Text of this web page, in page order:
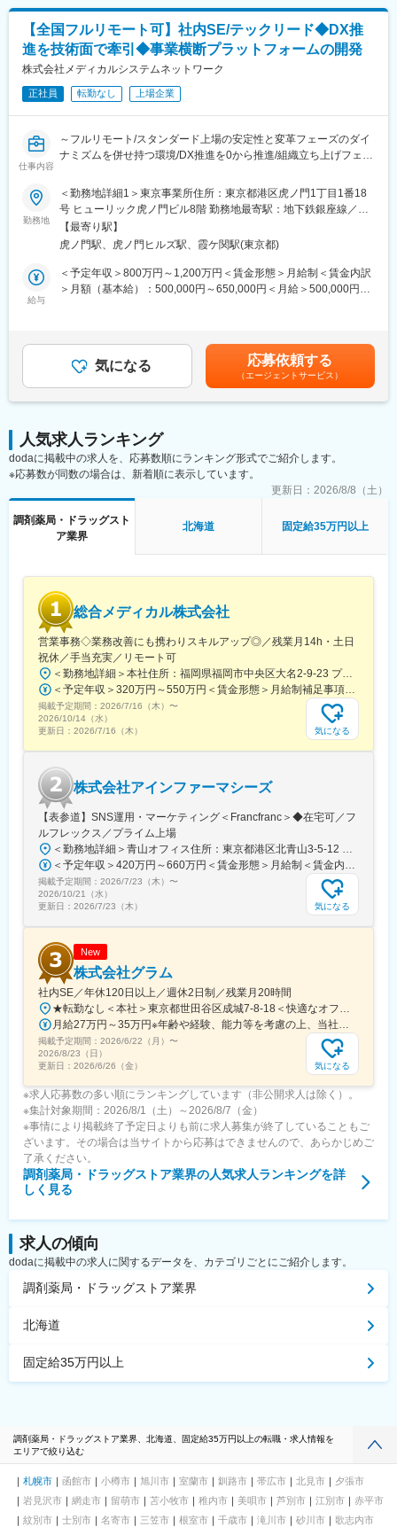
変更の範囲：会社の定める業務
提案、コスト見積もり、要件定義～運用まで経験やスキルに応じ
て業務をお任せしていきます。
さらなるマネジメント業務や、PMのスペシャリストとして業務を
極めて頂くことも可能です。
■組織構成：
システム本部は59名で構成されており、年齢も20代～50代まで幅
■キャリアパス：
アップや、スペシャリストとして業務を極めていっていただくこ
とも可能です。
■魅力：
担する等、エンジニアの就業環境をサポートする体制が整ってい
ます。
業・給食事業・訪問介護事業等、地域の「医・食・住」のインフ
ラとして
地域住民の健康を支えるトータルサービス事業を展開していま
す。地域に根差した医療サービスの提供を目指し、医薬連携によ
医療・サービスの提供を行っております。
調剤薬局事業では全国472店舗を展開、医薬品ネットワーク加盟
件数は47都道府県で約11,678件（2025年11月末）を全国各地で
事業を展開しています。
■就業環境：
残業は月平均15時間程度なので、ワークライフバランスを重視す
も実現可能です。
産休・育休取得後の復帰率も約98％など、高い定着率が特徴で、
長期的な就業が可能です。
変更の範囲：会社の定める業務
【全国フルリモート可】社内SE/テックリード◆DX推
進を技術面で牽引◆事業横断プラットフォームの開発
株式会社メディカルシステムネットワーク
正社員 転勤なし 上場企業
仕事内容
～フルリモート/スタンダード上場の安定性と変革フェーズのダイ
ナミズムを併せ持つ環境/DX推進を0から推進/組織立ち上げフェー
■概要
メディカルシステムネットワークでは、顧客データ・顧客接点・
データ活用を統合する「共通基盤システム」を構築するため、開
発チームを新規に立ち上げました。
グループ内には多様な事業（薬局、物流、医薬品製造販売、薬局
DX）が存在していますが、それぞれの顧客データや接点が最適化
しきれていない課題があります。これらを統合し、ポータルサイ
この巨大構想を、AWSを中心としたモダンなアーキテクチャで形
にし、技術選定から実装を泥臭く、かつ戦略的に主導いただける
テックリードを募集します。ゆくゆくは開発リーダー・開発部長
・AWSベースの新規システム、データ連携基盤の設計・構築
・Salesforceを軸とした顧客データ管理の設計・意思決定
・マイクロサービス/モジュラーモノリスなどのアーキテクチャ選
・ベンダーコントロール、開発プロセス（CI/CD, IaC）の改善
・バックエンド/フロントエンドの実装（自ら手を動かす実装含
Backend: Python
Frontend: React (SPA)
Infrastructure: AWS
Tools: Salesforce
Data：DWH/BI（Radshift/Quicksight)
■所属組織
2025年7月に発足したDX推進部には3名が在籍。（部長1名、PM2
名/40代）PMと横並びの立場で開発リードいただきたいと考えて
ェーズでのDX推進や組織立ち上げに興味をお持ちの方をお待ちし
ています。
■働きやすい環境
フルリモート可能。関東近郊・札幌市内にお住まいの場合、対面
コミュニケーションが必要な場合や参画初期で出社頂く可能性が
あります。子育てと両立して活躍している社員もおり、柔軟な働
き方が可能です。
勤務地
＜勤務地詳細1＞東京事業所住所：東京都港区虎ノ門1丁目1番18
号 ヒューリック虎ノ門ビル8階 勤務地最寄駅：地下鉄銀座線／虎
ノ門駅受動喫煙対策：屋内全面禁煙＜勤務地詳細2＞全国（ご自宅
からのフルリモート中心）住所：支社・支店／全国各地 受動喫煙
トワーク含む）
【最寄り駅】
虎ノ門駅、虎ノ門ヒルズ駅、霞ケ関駅(東京都)
給与
＜予定年収＞800万円～1,200万円＜賃金形態＞月給制＜賃金内訳
＞月額（基本給）：500,000円～650,000円＜月給＞500,000円～
し決定致します。※賞与：年2回支給（合計3か月分支給）賃金は
あくまでも目安の金額であり、選考を通じて上下する可能性があ
ります。月給(月額)は固定手当を含めた表記です。
気になる 応募依頼する
（エージェントサービス）
人気求人ランキング
dodaに掲載中の求人を、応募数順にランキング形式でご紹介します。
※応募数が同数の場合は、新着順に表示しています。
更新日： 2026/8/8（土）
調剤薬局・ドラッグスト
ア業界
北海道 固定給35万円以上
総合メディカル株式会社
営業事務◇業務改善にも携わりスキルアップ◎／残業月14h・土日
祝休／手当充実／リモート可
＜勤務地詳細＞本社住所：福岡県福岡市中央区大名2-9-23 プリオ福岡ビル勤務地最寄駅：地下鉄空港線／天神駅受動喫煙対策：屋内全面禁煙変更の範囲：会社の定める事業所
＜予定年収＞320万円～550万円＜賃金形態＞月給制補足事項なし＜賃金内訳＞月額（基本給）：200,000円～246,000円その他固定手当/月：20,000円～110,000円＜月給＞220,000円～356,000円＜昇給有無＞有＜残業手当＞有＜給与補足＞※実際の年収は面談・面接後に経歴や能力に応じて決定します※求人票の想定年収に当てはまらないケースも発生する可能性があります賞与年2回（2025年度実績4.4ヶ月）、昇給年1回住宅補助手当、家族手当、残業手当、休日出勤手当など賃金はあくまでも目安の金額であり、選考を通じて上下する可能性があります。月給(月額)は固定手当を含めた表記です。
掲載予定期間： 2026/7/16（木） 〜
2026/10/14（水）
更新日： 2026/7/16（木） 気になる
株式会社アインファーマシーズ
【表参道】SNS運用・マーケティング＜Francfranc＞◆在宅可／フ
ルフレックス／プライム上場
＜勤務地詳細＞青山オフィス住所：東京都港区北青山3-5-12 青山クリスタルビルB1勤務地最寄駅：各線／表参道駅受動喫煙対策：屋内全面禁煙変更の範囲：会社の定める事業所
＜予定年収＞420万円～660万円＜賃金形態＞月給制＜賃金内訳＞月額（基本給）：260,000円～340,000円＜月給＞260,000円～340,000円＜昇給有無＞有＜残業手当＞有＜給与補足＞※上記年収には標準業績時の賞与および月20時間分の残業手当を含む賃金はあくまでも目安の金額であり、選考を通じて上下する可能性があります。月給(月額)は固定手当を含めた表記です。
掲載予定期間： 2026/7/23（木） 〜
2026/10/21（水）
更新日： 2026/7/23（木） 気になる
New
株式会社グラム
社内SE／年休120日以上／週休2日制／残業月20時間
★転勤なし＜本社＞東京都世田谷区成城7-8-18＜快適なオフィスも魅力！＞別荘みたいで解放感もあり、居心地抜群のオフィスです！※屋内全面禁煙
月給27万円～35万円※年齢や経験、能力等を考慮の上、当社規定により決定・優遇いたします。※残業代は別途全額支給。
掲載予定期間： 2026/6/22（月） 〜
2026/8/23（日）
更新日： 2026/6/26（金） 気になる
※求人応募数の多い順にランキングしています（非公開求人は除く）。
※集計対象期間：2026/8/1（土）～2026/8/7（金）
※事情により掲載終了予定日よりも前に求人募集が終了していることもご
ざいます。その場合は当サイトから応募はできませんので、あらかじめご
了承ください。
調剤薬局・ドラッグストア業界の人気求人ランキングを詳
しく見る
求人の傾向
dodaに掲載中の求人に関するデータを、カテゴリごとにご紹介します。
調剤薬局・ドラッグストア業界
北海道
固定給35万円以上
調剤薬局・ドラッグストア業界、北海道、固定給35万円以上の転職・求人情報を
エリアで絞り込む
札幌市 函館市 小樽市 旭川市 室蘭市 釧路市 帯広市 北見市
夕張市
岩見沢市
網走市 留萌市 苫小牧市 稚内市 美唄市 芦別市 江別市
赤平市
紋別市
士別市 名寄市 三笠市 根室市 千歳市 滝川市 砂川市
歌志内市